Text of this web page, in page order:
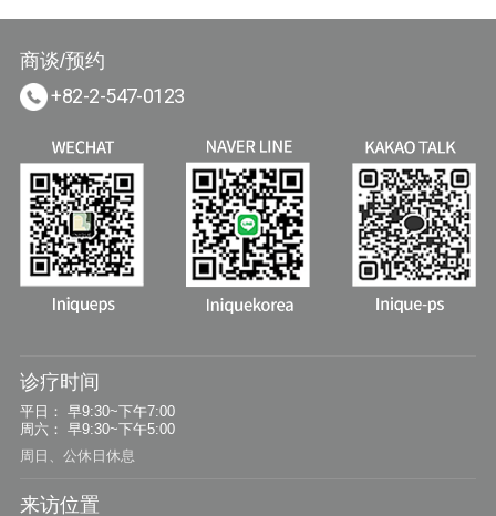
商谈/预约
+82-2-547-0123
诊疗时间
平日： 早9:30~下午7:00
周六： 早9:30~下午5:00
周日、公休日休息
来访位置